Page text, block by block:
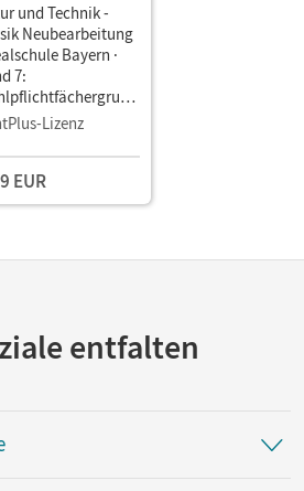
und Technik -
Neubearbeitung
Bayern ·
7:
Schulbuch als E-
Lizenz
EUR
entfalten